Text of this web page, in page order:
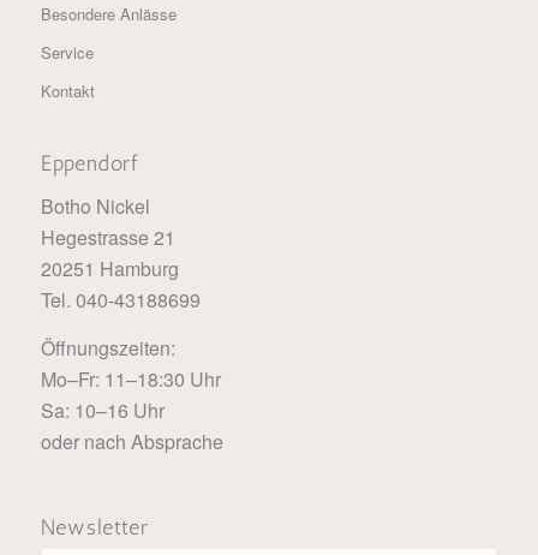
Besondere Anlässe
Service
Kontakt
Eppendorf
Botho Nickel
Hegestrasse 21
20251 Hamburg
Tel. 040-43188699
Öffnungszeiten:
Mo–Fr: 11–18:30 Uhr
Sa: 10–16 Uhr
oder nach Absprache
Newsletter